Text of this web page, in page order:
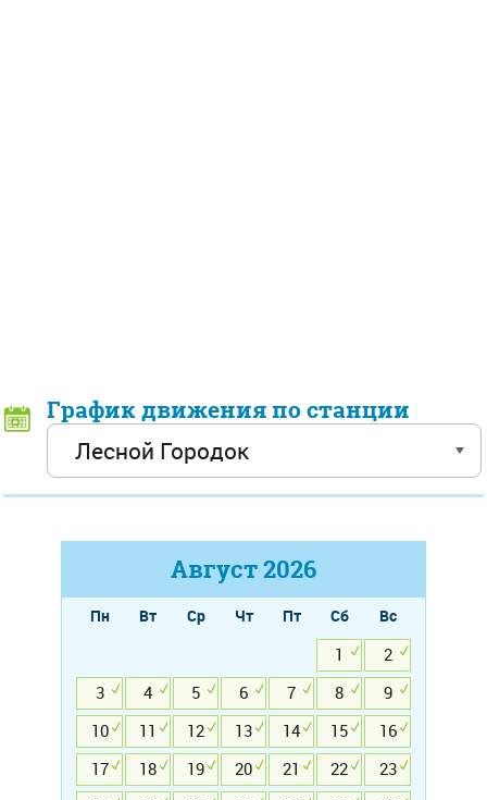
График движения по станции
Август2026
Пн Вт Ср Чт Пт Сб
Вс
1
2
3
4 5 6 7 8
9
10
11 12 13 14 15
16
17
18 19 20 21 22
23